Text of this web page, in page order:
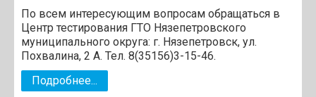
По всем интересующим вопросам обращаться в
Центр тестирования ГТО Нязепетровского
муниципального округа: г. Нязепетровск, ул.
Похвалина, 2 А. Тел. 8(35156)3-15-46.
Подробнее...